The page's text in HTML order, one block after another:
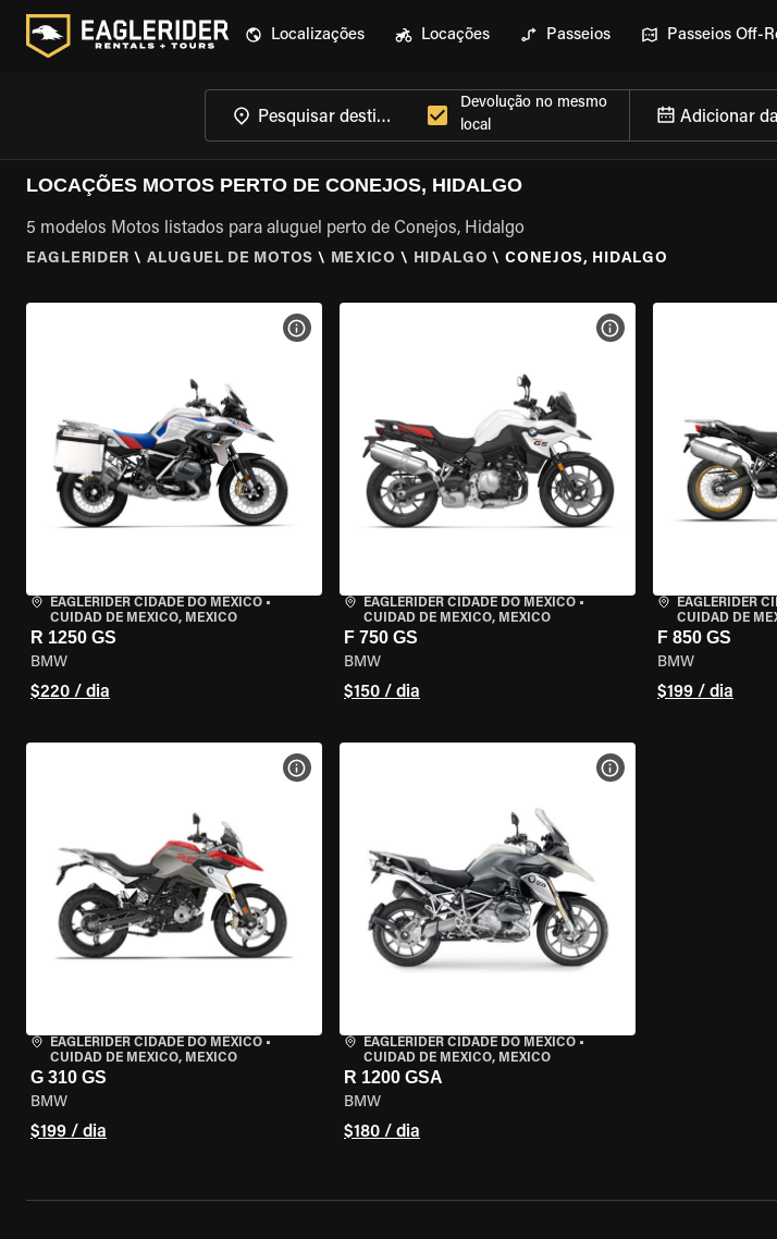
Localizações Locações Passeios Passeios Off-
Devolução no mesmo
local
Adicionar
LOCAÇÕES MOTOS PERTO DE CONEJOS, HIDALGO
5 modelos Motos listados para aluguel perto de Conejos, Hidalgo
EAGLERIDER \ ALUGUEL DE MOTOS \ MEXICO \ HIDALGO \ CONEJOS, HIDALGO
EAGLERIDER CIDADE DO MÉXICO •
CUIDAD DE MEXICO, MEXICO
R 1250 GS
BMW
$220 / dia
VER ESPECIFICAÇÕES DA MOTO
EAGLERIDER CIDADE DO MÉXICO•
CUIDAD DE MEXICO, MEXICO
F 750 GS
BMW
$150 / dia
VER ESPECIFICAÇÕES
EAGLERIDER
CUIDAD DE
F 850 GS
BMW
$199 / dia
EAGLERIDER CIDADE DO MÉXICO •
CUIDAD DE MEXICO, MEXICO
G 310 GS
BMW
$199 / dia
VER ESPECIFICAÇÕES DA MOTO
EAGLERIDER CIDADE DO MÉXICO•
CUIDAD DE MEXICO, MEXICO
R 1200 GSA
BMW
$180 / dia
VER ESPECIFICAÇÕES